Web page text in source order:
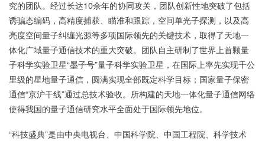
究的团队。经过长达10余年的协同攻关，团队创新性地突破了包括
诱骗态编码，高精度捕获、瞄准和跟踪，空间单光子探测，以及高
亮度空间量子纠缠光源等多项国际领先的关键技术，取得了天地一
体化广域量子通信技术的重大突破。团队自主研制了世界上首颗量
子科学实验卫星“墨子号”量子科学实验卫星，在国际上率先实现千公
里级的星地量子通信，圆满实现全部既定科学目标；国家量子保密
通信“京沪干线”通过总技术验收。所构建的天地一体化量子通信网络
使得我国的量子通信研究水平全面处于国际领先地位。
“科技盛典”是由中央电视台、中国科学院、中国工程院、科学技术